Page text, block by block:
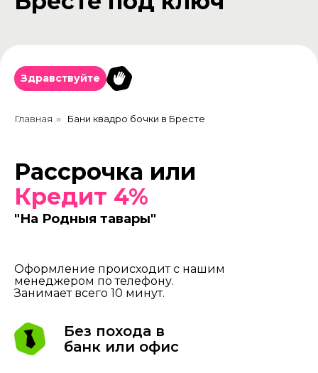
Здравствуйте
Главная » Бани квадро бочки в Бресте
Рассрочка или
Кредит 4%
"На Родныя тавары"
Без похода в
банк или офис
Оформление происходит с нашим
менеджером по телефону.
Занимает всего 10 минут.